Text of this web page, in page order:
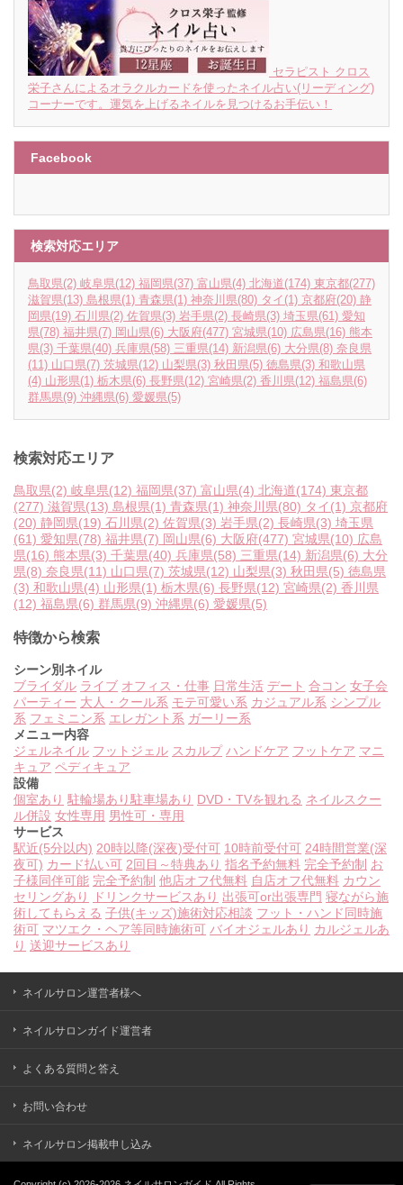
セラピスト クロス
栄子さんによるオラクルカードを使ったネイル占い(リーディング)
コーナーです。運気を上げるネイルを見つけるお手伝い！
Facebook
検索対応エリア
鳥取県(2) 岐阜県(12) 福岡県(37) 富山県(4) 北海道(174) 東京都(277)
滋賀県(13) 島根県(1) 青森県(1) 神奈川県(80) タイ (1) 京都府(20) 静
岡県(19) 石川県(2) 佐賀県(3) 岩手県(2) 長崎県(3) 埼玉県(61) 愛知
県(78) 福井県(7) 岡山県(6) 大阪府(477) 宮城県(10) 広島県(16) 熊本
県(3) 千葉県(40) 兵庫県(58) 三重県(14) 新潟県(6) 大分県(8) 奈良県
(11) 山口県(7) 茨城県(12) 山梨県(3) 秋田県(5) 徳島県(3) 和歌山県
(4) 山形県(1) 栃木県(6) 長野県(12) 宮崎県(2) 香川県(12) 福島県(6)
群馬県(9) 沖縄県(6) 愛媛県(5)
検索対応エリア
鳥取県(2) 岐阜県(12) 福岡県(37) 富山県(4) 北海道(174) 東京都
(277) 滋賀県(13) 島根県(1) 青森県(1) 神奈川県(80) タイ(1) 京都府
(20) 静岡県(19) 石川県(2) 佐賀県(3) 岩手県(2) 長崎県(3) 埼玉県
(61) 愛知県(78) 福井県(7) 岡山県(6) 大阪府(477) 宮城県(10) 広島
県(16) 熊本県(3) 千葉県(40) 兵庫県(58) 三重県(14) 新潟県(6) 大分
県(8) 奈良県(11) 山口県(7) 茨城県(12) 山梨県(3) 秋田県(5) 徳島県
(3) 和歌山県(4) 山形県(1) 栃木県(6) 長野県(12) 宮崎県(2) 香川県
(12) 福島県(6) 群馬県(9) 沖縄県(6) 愛媛県(5)
特徴から検索
シーン別ネイル
ブライダル ライブ オフィス・仕事 日常生活 デート 合コン 女子会
パーティー 大人・クール系 モテ可愛い系 カジュアル系 シンプル
系 フェミニン系 エレガント系 ガーリー系
メニュー内容
ジェルネイル フットジェル スカルプ ハンドケア フットケア マニ
キュア ペディキュア
設備
個室あり 駐輪場あり駐車場あり DVD・TVを観れる ネイルスクー
ル併設 女性専用 男性可・専用
サービス
駅近(5分以内) 20時以降(深夜)受付可 10時前受付可 24時間営業(深
夜可) カード払い可 2回目～特典あり 指名予約無料 完全予約制 お
子様同伴可能 完全予約制 他店オフ代無料 自店オフ代無料 カウン
セリングあり
ドリンクサービスあり 出張可or出張専門 寝ながら施
術してもらえる 子供(キッズ)施術対応相談 フット・ハンド同時施
術可 マツエク・ヘア等同時施術可 バイオジェルあり カルジェルあ
り 送迎サービスあり
ネイルサロン運営者様へ
ネイルサロンガイド運営者
よくある質問と答え
お問い合わせ
ネイルサロン掲載申し込み